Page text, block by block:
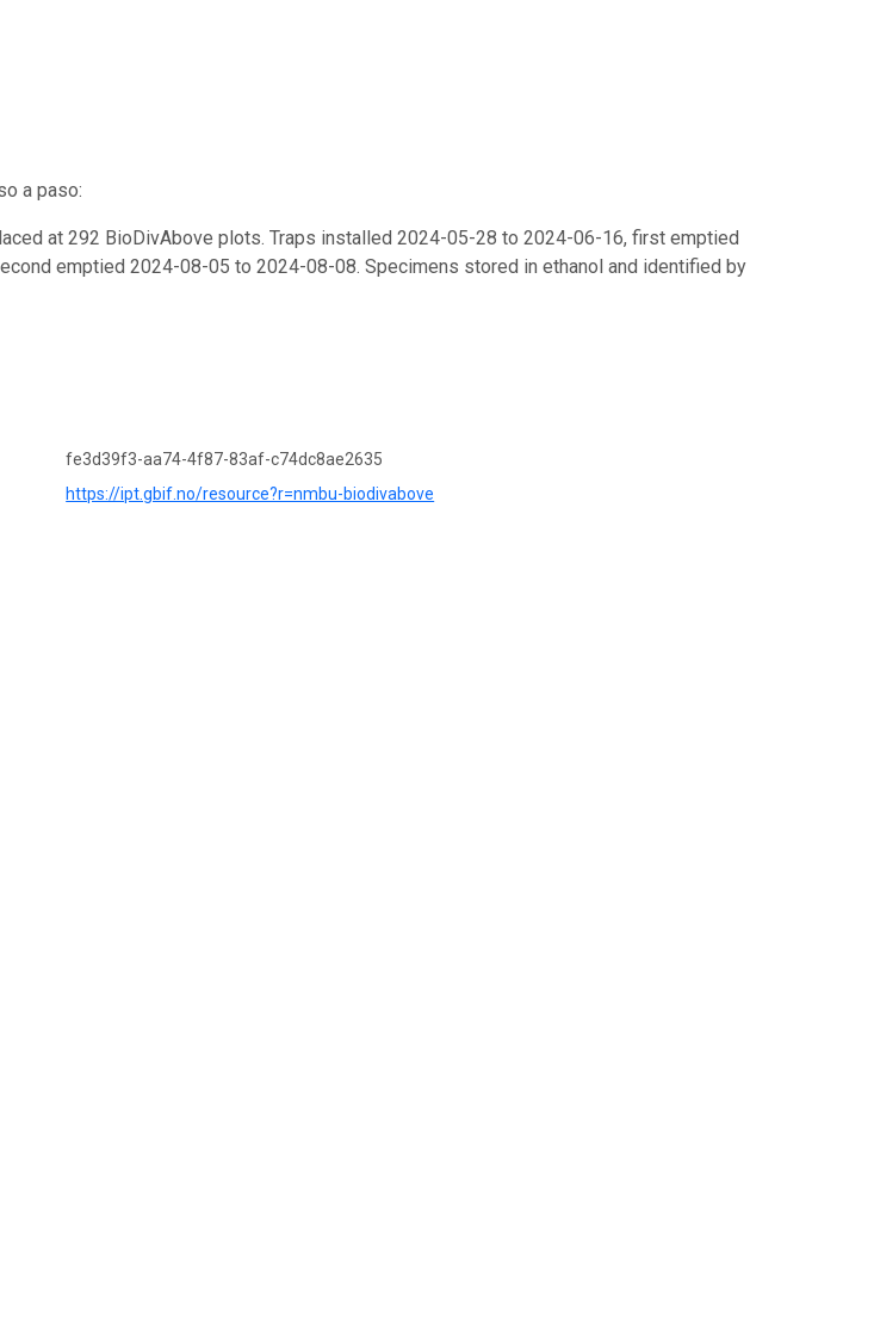
a paso:
at 292 BioDivAbove plots. Traps installed 2024-05-28 to 2024-06-16, first emptied
emptied 2024-08-05 to 2024-08-08. Specimens stored in ethanol and identified by
fe3d39f3-aa74-4f87-83af-c74dc8ae2635
https://ipt.gbif.no/resource?r=nmbu-biodivabove